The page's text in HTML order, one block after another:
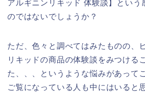
アルギニンリキッド 体験談】という
のではないでしょうか？
ただ、色々と調べてはみたものの、
リキッドの商品の体験談をみつける
た、、、というような悩みがあって
ご覧になっている人も中にはいると